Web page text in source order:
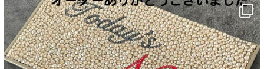
decojewelrymahalo
12月 31